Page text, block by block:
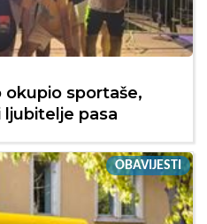
okupio sportaše,
pasa
OBAVIJESTI